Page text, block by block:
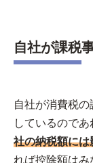
自社が課税
自社が消費税
しているのであ
社の納税額に
れば控除額はみ